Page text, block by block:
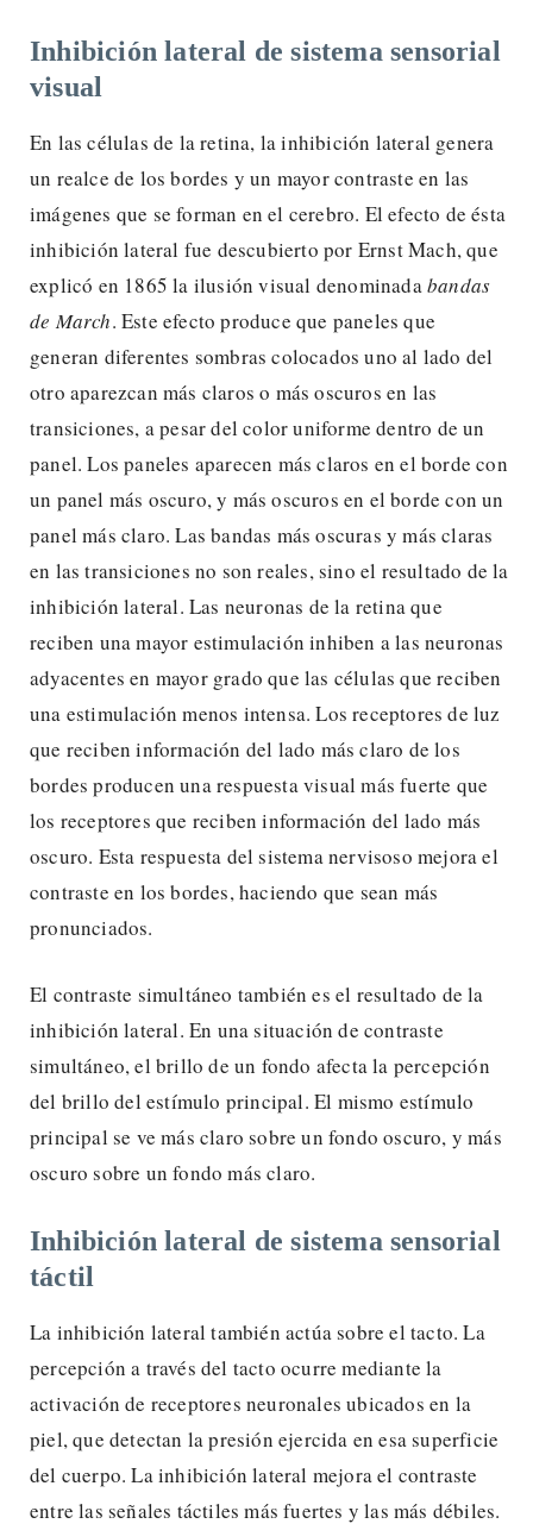
Inhibición lateral de sistema sensorial
visual
En las células de la retina, la inhibición lateral genera
un realce de los bordes y un mayor contraste en las
imágenes que se forman en el cerebro. El efecto de ésta
inhibición lateral fue descubierto por Ernst Mach, que
explicó en 1865 la ilusión visual denominadabandas
de March. Este efecto produce que paneles que
generan diferentes sombras colocados uno al lado del
otro aparezcan más claros o más oscuros en las
transiciones, a pesar del color uniforme dentro de un
panel. Los paneles aparecen más claros en el borde con
un panel más oscuro, y más oscuros en el borde con un
panel más claro. Las bandas más oscuras y más claras
en las transiciones no son reales, sino el resultado de la
inhibición lateral. Las neuronas de la retina que
reciben una mayor estimulación inhiben a las neuronas
adyacentes en mayor grado que las células que reciben
una estimulación menos intensa. Los receptores de luz
que reciben información del lado más claro de los
bordes producen una respuesta visual más fuerte que
los receptores que reciben información del lado más
oscuro. Esta respuesta del sistema nervisoso mejora el
contraste en los bordes, haciendo que sean más
pronunciados.
El contraste simultáneo también es el resultado de la
inhibición lateral. En una situación de contraste
simultáneo, el brillo de un fondo afecta la percepción
del brillo del estímulo principal. El mismo estímulo
principal se ve más claro sobre un fondo oscuro, y más
oscuro sobre un fondo más claro.
Inhibición lateral de sistema sensorial
táctil
La inhibición lateral también actúa sobre el tacto. La
percepción a través del tacto ocurre mediante la
activación de receptores neuronales ubicados en la
piel, que detectan la presión ejercida en esa superficie
del cuerpo. La inhibición lateral mejora el contraste
entre las señales táctiles más fuertes y las más débiles.